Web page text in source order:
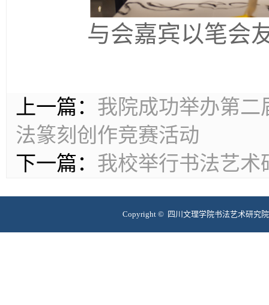
与会嘉宾以笔会
上一篇： 我院成功举办第二
法篆刻创作竞赛活动
下一篇： 我校举行书法艺术
Copyright © 四川文理学院书法艺术研究